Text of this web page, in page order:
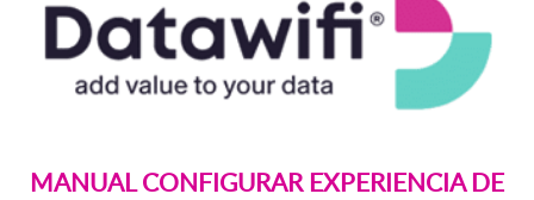
MANUAL CONFIGURAR EXPERIENCIA DE